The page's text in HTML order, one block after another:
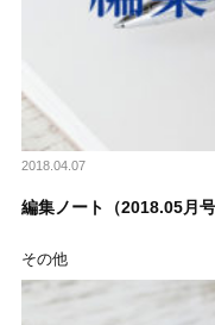
2018.04.07
編集ノート（2018.05月号
その他